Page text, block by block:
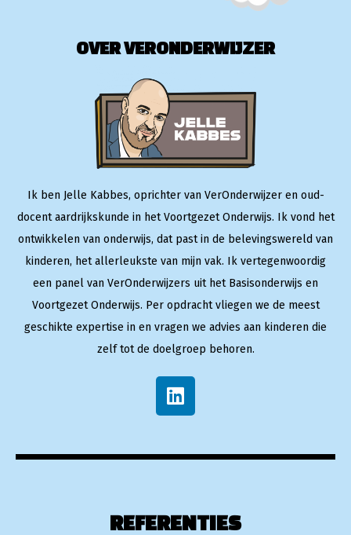
OVER VERONDERWIJZER
Ik ben Jelle Kabbes, oprichter van VerOnderwijzer en oud-
docent aardrijkskunde in het Voortgezet Onderwijs. Ik vond het
ontwikkelen van onderwijs, dat past in de belevingswereld van
kinderen, het allerleukste van mijn vak. Ik vertegenwoordig
een panel van VerOnderwijzers uit het Basisonderwijs en
Voortgezet Onderwijs. Per opdracht vliegen we de meest
geschikte expertise in en vragen we advies aan kinderen die
zelf tot de doelgroep behoren.
REFERENTIES